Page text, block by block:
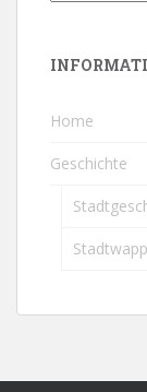
Home
Geschichte